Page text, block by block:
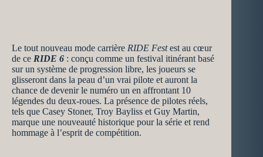
Le tout nouveau mode carrière RIDE Festest au cœur
de ce RIDE 6 : conçu comme un festival itinérant basé
sur un système de progression libre, les joueurs se
glisseront dans la peau d’un vrai pilote et auront la
chance de devenir le numéro un en affrontant 10
légendes du deux-roues. La présence de pilotes réels,
tels que Casey Stoner, Troy Bayliss et Guy Martin,
marque une nouveauté historique pour la série et rend
hommage à l’esprit de compétition.